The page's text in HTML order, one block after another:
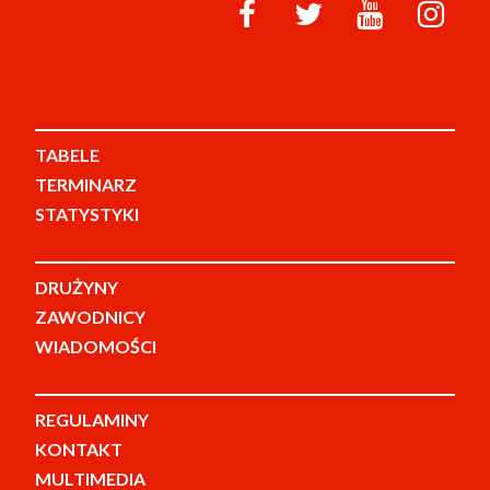
TABELE
TERMINARZ
STATYSTYKI
DRUŻYNY
ZAWODNICY
WIADOMOŚCI
REGULAMINY
KONTAKT
MULTIMEDIA